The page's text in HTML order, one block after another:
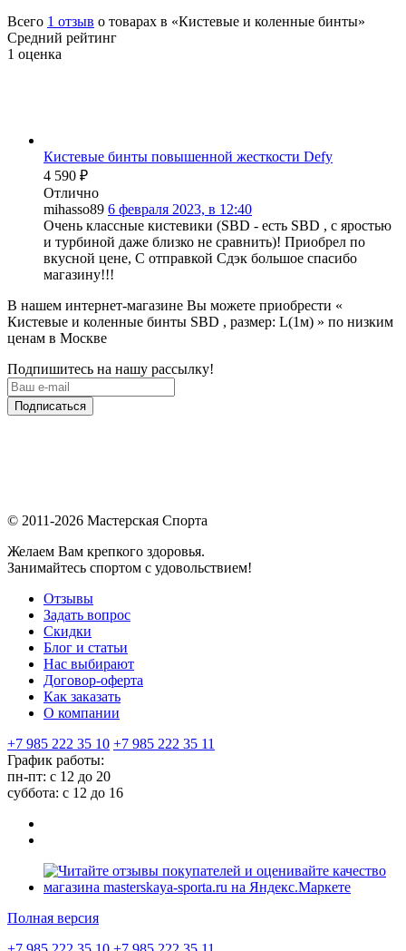
Всего 1 отзыв о товарах в «Кистевые и коленные бинты»
Средний рейтинг
1 оценка
Кистевые бинты повышенной жесткости Defy
4 590 ₽
Отлично
mihasso89 6 февраля 2023, в 12:40
Очень классные кистевики (SBD - есть SBD , с яростью
и турбиной даже близко не сравнить)! Приобрел по
вкусной цене, С отправкой Сдэк большое спасибо
магазину!!!
В нашем интернет-магазине Вы можете приобрести «
Кистевые и коленные бинты SBD , размер: L(1м) » по низким
ценам в Москве
Подпишитесь на нашу рассылку!
Подписаться
© 2011-2026 Мастерская Спорта
Желаем Вам крепкого здоровья.
Занимайтесь спортом с удовольствием!
Отзывы
Задать вопрос
Скидки
Блог и статьи
Нас выбирают
Договор-оферта
Как заказать
О компании
+7 985 222 35 10 +7 985 222 35 11
График работы:
пн-пт: с 12 до 20
суббота: c 12 до 16
Полная версия